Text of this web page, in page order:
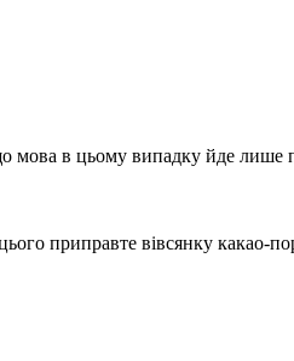
мова в цьому випадку йде лише
приправте вівсянку какао-